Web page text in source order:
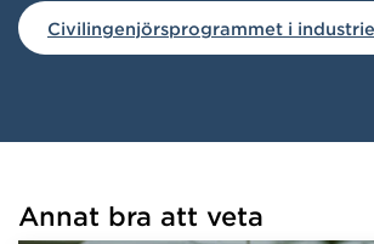
Civilingenjörsprogrammet i
hämtat länkar.
Annat bra att veta